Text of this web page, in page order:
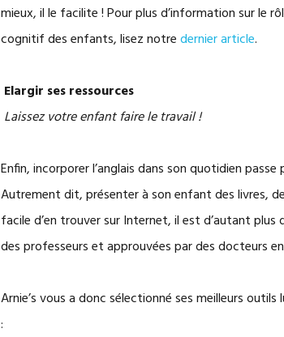
mieux, il le facilite ! Pour plus d’information sur le
cognitif des enfants, lisez notredernier article.
Elargir ses ressources
Laissez votre enfant faire le travail !
Enfin, incorporer l’anglais dans son quotidien
Autrement dit, présenter à son enfant des livres,
facile d’en trouver sur Internet, il est d’autant
des professeurs et approuvées par des docteurs
Arnie’s vous a donc sélectionné ses meilleurs
: